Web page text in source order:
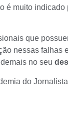
é muito
que
nessas falhas
no seu
do